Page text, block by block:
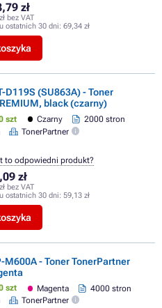
zł
bez VAT
ostatnich 30 dni: 69,34 zł
D119S (SU863A) - Toner
black (czarny)
szt Czarny
2000 stron
TonerPartner
zł
bez VAT
ostatnich 30 dni: 59,13 zł
to odpowiedni produkt?
M600A - Toner TonerPartner
szt Magenta
4000 stron
TonerPartner